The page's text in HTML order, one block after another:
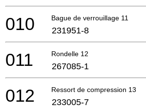
Bague de verrouillage 11
010 231951-8
Rondelle 12
011 267085-1
Ressort de compression 13
012 233005-7